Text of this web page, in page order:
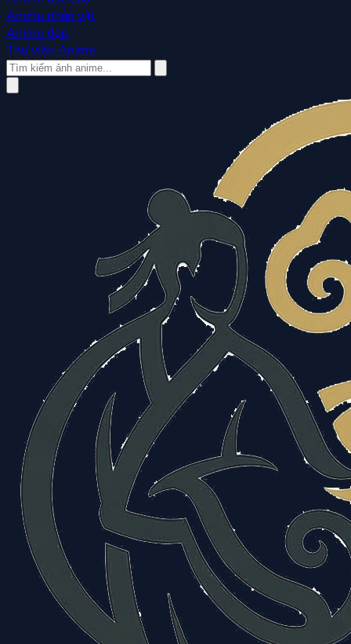
Anime nhân vật
Anime đẹp
Thư viện Anime